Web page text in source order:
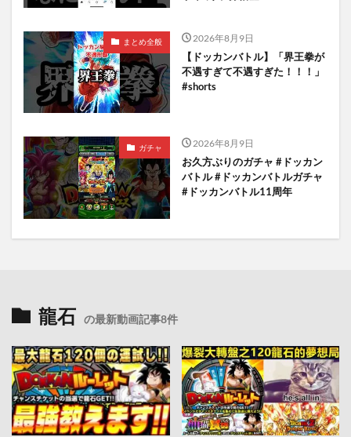
まとめ全般 2026年8月9日
【ドッカンバトル】「界王拳が
不遇すぎて不遇すぎた！！！」
#shorts
ガチャ 2026年8月9日
お久方ぶりのガチャ #ドッカン
バトル #ドッカンバトルガチャ
#ドッカンバトル11周年
龍石 の最新動画記事8件